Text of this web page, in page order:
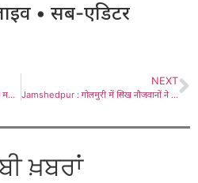
• सब-एडिटर
Delhi/Jamshedpur : भाजपा के राष्ट्रीय महासचिव एवं जम्मू-कश्मीर व लद्दाख के प्रभारी तरुण चुग से झारखंड के प्रदेश प्रवक्ता ने संगठन को लेकर की चर्चा
NEXT
Jamshedpur : गोलमुरी में सिख नौजवानों ने गुरु अर्जुन देव जी की शहीदी को किया याद, छबील लगाकर की सेवा
ਖ਼ਬਰਾਂ